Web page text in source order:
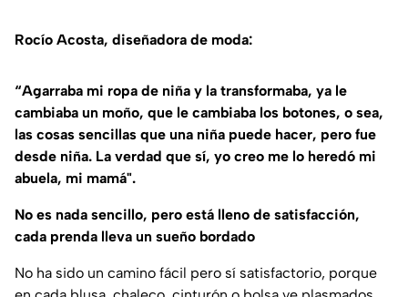
Rocío Acosta, diseñadora de moda:
“Agarraba mi ropa de niña y la transformaba, ya le
cambiaba un moño, que le cambiaba los botones, o sea,
las cosas sencillas que una niña puede hacer, pero fue
desde niña. La verdad que sí, yo creo me lo heredó mi
abuela, mi mamá".
No es nada sencillo, pero está lleno de satisfacción,
cada prenda lleva un sueño bordado
No ha sido un camino fácil pero sí satisfactorio, porque